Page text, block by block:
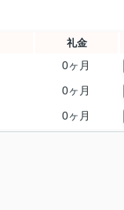
礼金
0ヶ月
0ヶ月
0ヶ月